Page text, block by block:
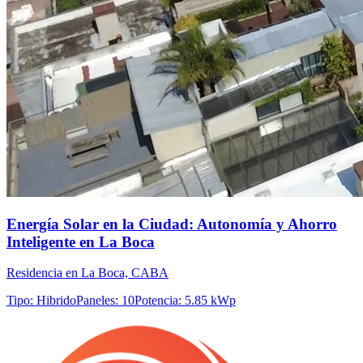
Energía Solar en la Ciudad: Autonomía y Ahorro
Inteligente en La Boca
Residencia en La Boca, CABA
Tipo: HibridoPaneles: 10Potencia: 5.85 kWp